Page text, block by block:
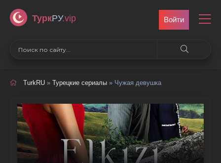
ТуркРУ.vip Войти
TurkRU » Турецкие сериалы » Чужая девушка